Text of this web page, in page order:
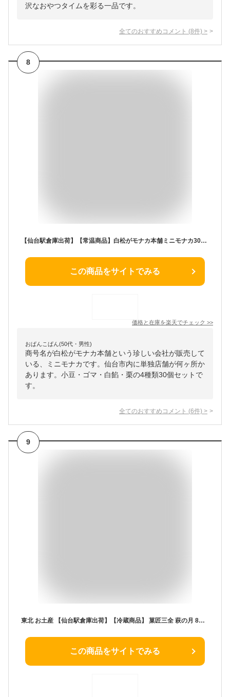
沢なおやつタイムを彩る一品です。
全てのおすすめコメント (8件) >
8
【仙台駅倉庫出荷】【常温商品】白松がモナカ本舗ミニモナカ30個東北 お土産 みやげ 東北みやげ お菓子 スイーツ グルメ お中元 お取り寄せ ギフト プレゼント のし可 御歳暮内祝い
この商品をサイトでみる
価格と在庫を楽天でチェック >>
おぱんこぱん(50代・男性)
商号名が白松がモナカ本舗という珍しい会社が販売して
いる、ミニモナカです。仙台市内に単独店舗が何ヶ所か
あります。小豆・ゴマ・白餡・栗の4種類30個セットで
す。
全てのおすすめコメント (6件) >
9
東北 お土産 【仙台駅倉庫出荷】【冷蔵商品】 菓匠三全 萩の月 8個入 仙台 お土産 東北 土産 東北みやげ お菓子 スイーツ 和菓子 カステラ ワッフル まんじゅう お年賀 お中元 御中元 お歳暮 御歳暮 内祝い お取り寄せ ギフト プレゼント のし可
この商品をサイトでみる